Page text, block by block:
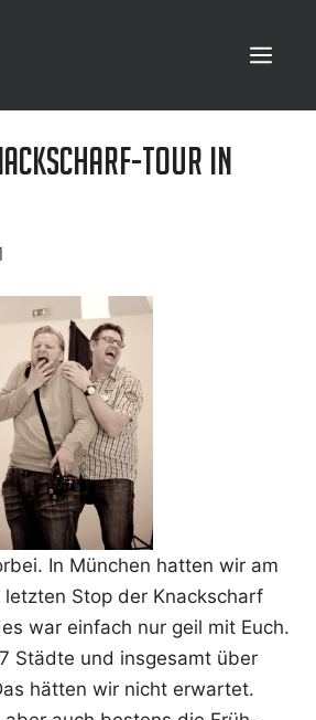
Menü
Tour in
In Mün­chen hat­ten wir am
Stop der Knack­scharf
war ein­fach nur geil mit Euch.
Städ­te und ins­ge­samt über
hät­ten wir nicht erwar­tet.